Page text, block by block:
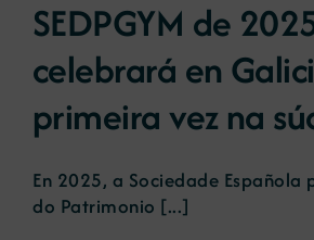
SEDPGYM de
celebrará en
primeira vez na
En 2025, a Sociedade Española
do Patrimonio [...]